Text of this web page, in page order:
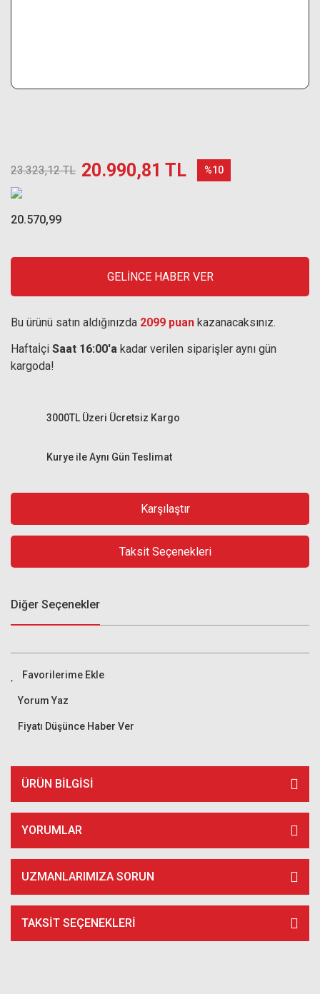
23.323,12 TL 20.990,81 TL %10
20.570,99
GELİNCE HABER VER
Bu ürünü satın aldığınızda 2099 puan kazanacaksınız.
Haftaİçi Saat 16:00'a kadar verilen siparişler aynı gün
kargoda!
Kurye ile Aynı Gün Teslimat
3000TL Üzeri Ücretsiz Kargo
Karşılaştır
Taksit Seçenekleri
Diğer Seçenekler
Yorum Yaz
Fiyatı Düşünce Haber Ver
ÜRÜN BILGISI
YORUMLAR
UZMANLARIMIZA SORUN
TAKSIT SEÇENEKLERI